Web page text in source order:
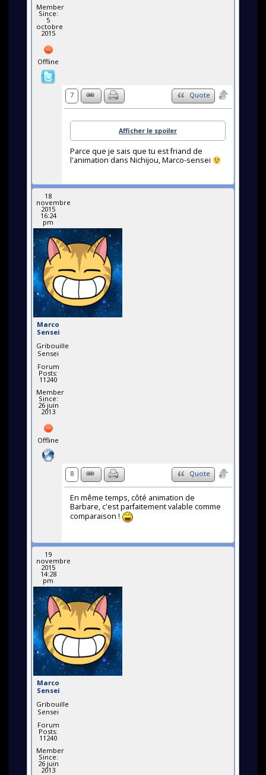
Member
Since:
5
octobre
2015
Offline
7 Quote
Afficher le spoiler
Parce que je sais que tu est friand de
l'animation dans Nichijou, Marco-sensei
18
novembre
2015
16:24
pm
Marco
Sensei
Gribouille
Sensei
Forum
Posts:
11240
Member
Since:
26 juin
2013
Offline
8 Quote
En même temps, côté animation de
Barbare, c'est parfaitement valable comme
comparaison !
19
novembre
2015
14:28
pm
Marco
Sensei
Gribouille
Sensei
Forum
Posts:
11240
Member
Since:
26 juin
2013